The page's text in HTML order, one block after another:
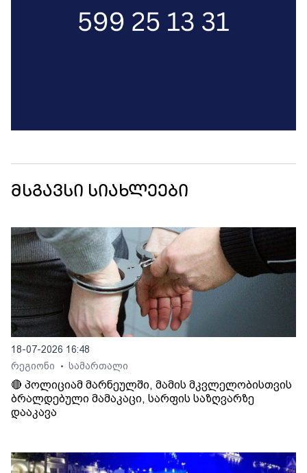
მსგავსი სიახლეები
18-07-2026 16:48
რეგიონი
• სამართალი
🔴 პოლიციამ მარნეულში, მამის მკვლელობისთვის
ბრალდებული მამაკაცი, სარფის საზღვარზე
დააკავა